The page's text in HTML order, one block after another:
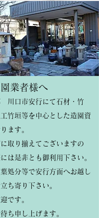
業者様へ
川口市安行にて石材・竹
竹垣等を中心とした造園資
ます。
取り揃えてございますの
は是非とも御利用下さい。
処分等で安行方面へお越し
ち寄り下さい。
です。
ち申し上げます。